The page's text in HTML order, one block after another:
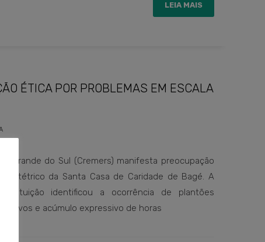
LEIA MAIS
ÉTICA POR PROBLEMAS EM ESCALA
Grande do Sul (Cremers) manifesta preocupação
da Santa Casa de Caridade de Bagé. A
identificou a ocorrência de plantões
e acúmulo expressivo de horas